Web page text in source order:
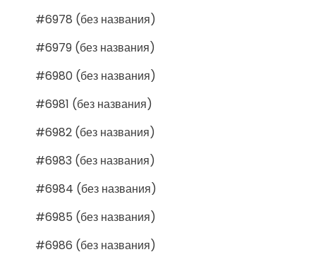
#6978 (без названия)
#6979 (без названия)
#6980 (без названия)
#6981 (без названия)
#6982 (без названия)
#6983 (без названия)
#6984 (без названия)
#6985 (без названия)
#6986 (без названия)